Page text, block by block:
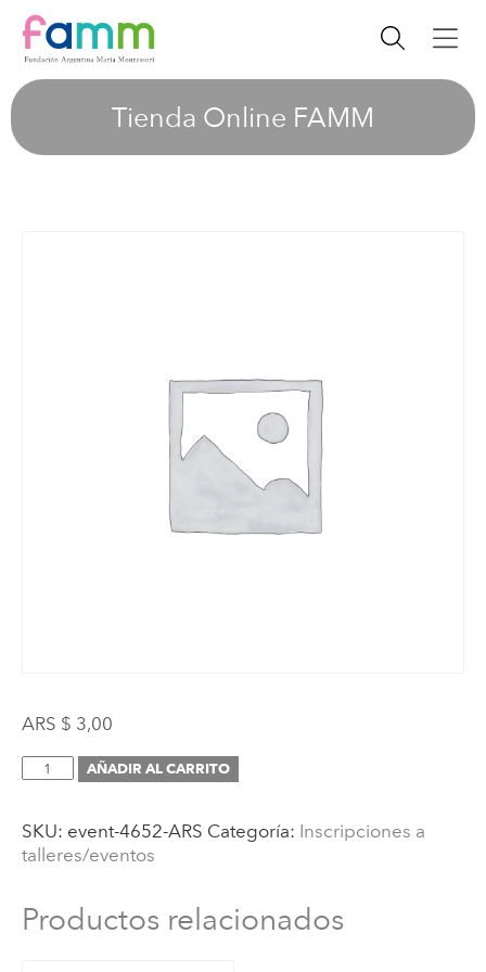
Tienda Online FAMM
ARS $ 3,00
Inscripción
de
prueba
03-
02)
AÑADIR AL CARRITO
SKU: event-4652-ARS Categoría: Inscripciones a
talleres/eventos
Productos relacionados